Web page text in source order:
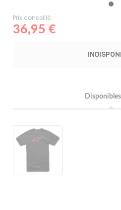
Prix conseillé :
36,95 €